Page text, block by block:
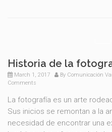
Historia de la
March 1, 2017 By Comunicación
Comments
La fotografía es un arte
Sus inicios se remontan a la
necesidad de encontrar una